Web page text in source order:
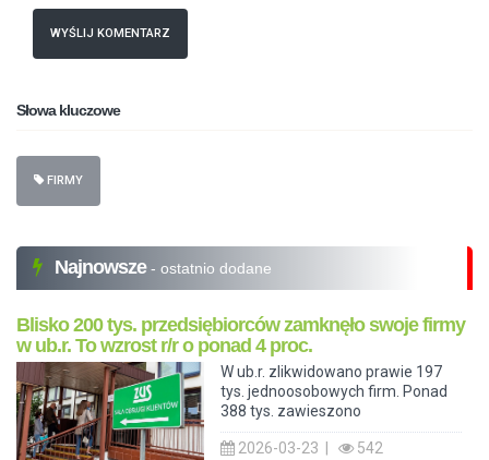
WYŚLIJ KOMENTARZ
Słowa kluczowe
FIRMY
Najnowsze - ostatnio dodane
Blisko 200 tys. przedsiębiorców zamknęło swoje firmy
w ub.r. To wzrost r/r o ponad 4 proc.
W ub.r. zlikwidowano prawie 197
tys. jednoosobowych firm. Ponad
388 tys. zawieszono
2026-03-23 | 542